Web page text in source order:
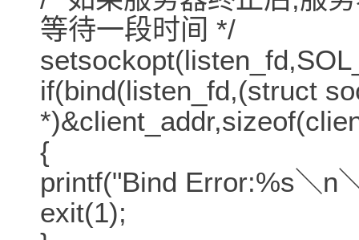
等待一段时间 */
if(bind(listen_fd,(struct
{
printf("Bind Error:%s＼n
exit(1);